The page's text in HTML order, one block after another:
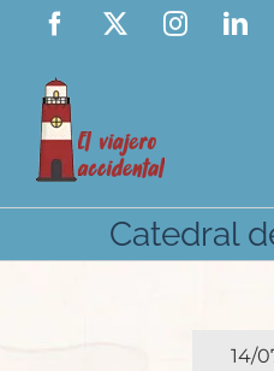
Saltar
contenido
Facebook Instagram
Catedral
14/